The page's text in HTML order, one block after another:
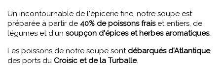
Un incontournable de l'épicerie fine, notre soupe est
préparée à partir de 40% de poissons fraiset entiers, de
légumes et d'un soupçon d'épices et herbes aromatiques.
Les poissons de notre soupe sont débarqués d'Atlantique,
des ports du Croisic et de la Turballe.